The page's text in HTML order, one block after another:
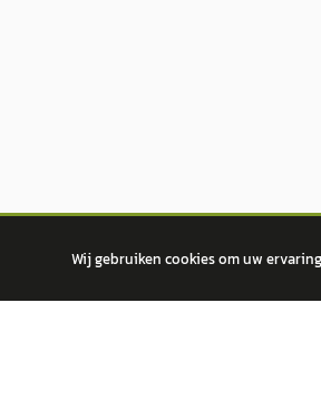
Wij gebruiken cookies om uw